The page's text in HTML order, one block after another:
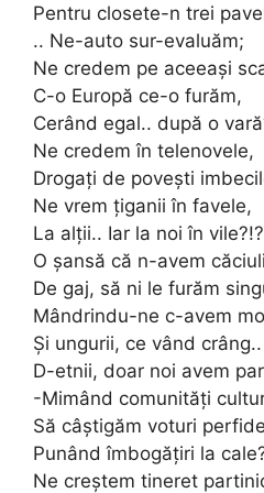
Pentru closete-n trei
.. Ne-auto sur-evaluăm;
Ne credem pe aceeași
C-o Europă ce-o furăm,
Cerând egal.. după o
Ne credem în telenovele,
Drogați de povești
Ne vrem țiganii în favele,
La alții.. Iar la noi în
O șansă că n-avem
De gaj, să ni le furăm
Mândrindu-ne c-avem
Și ungurii, ce vând
D-etnii, doar noi avem
-Mimând comunități
Să câștigăm voturi
Punând îmbogățiri la
Ne creștem tineret